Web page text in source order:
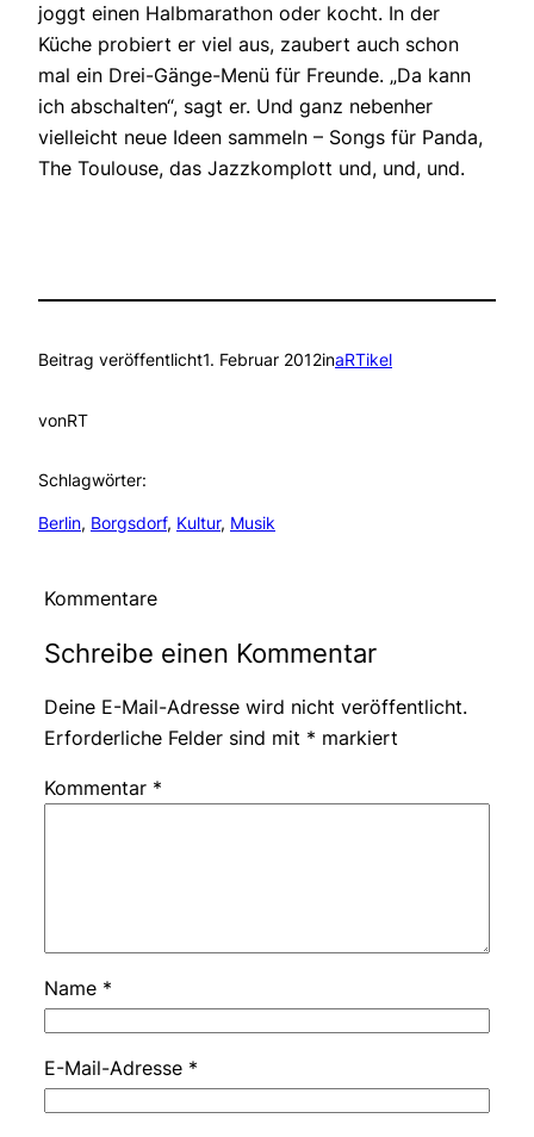
joggt einen Halbmarathon oder kocht. In der
Küche probiert er viel aus, zaubert auch schon
mal ein Drei-Gänge-Menü für Freunde. „Da kann
ich abschalten“, sagt er. Und ganz nebenher
vielleicht neue Ideen sammeln – Songs für Panda,
The Toulouse, das Jazzkomplott und, und, und.
Beitrag veröffentlicht1. Februar 2012inaRTikel
vonRT
Schlagwörter:
Berlin, Borgsdorf, Kultur, Musik
Kommentare
Schreibe einen Kommentar
Deine E-Mail-Adresse wird nicht veröffentlicht.
Erforderliche Felder sind mit * markiert
Kommentar *
Name *
E-Mail-Adresse *